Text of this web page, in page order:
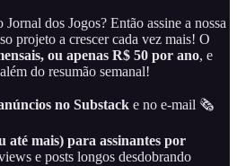
dos Jogos? Então assine a nossa
projeto a crescer cada vez mais! O
ou apenas R$ 50 por ano, e
do resumão semanal!
no Substack e no e-mail 🗞️
até mais) para assinantes por
e posts longos desdobrando